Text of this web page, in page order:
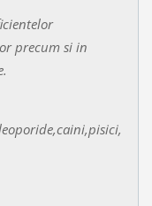
precum si in